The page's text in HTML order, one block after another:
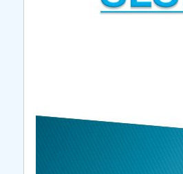
Teoretic „Ion
COMUNICAT